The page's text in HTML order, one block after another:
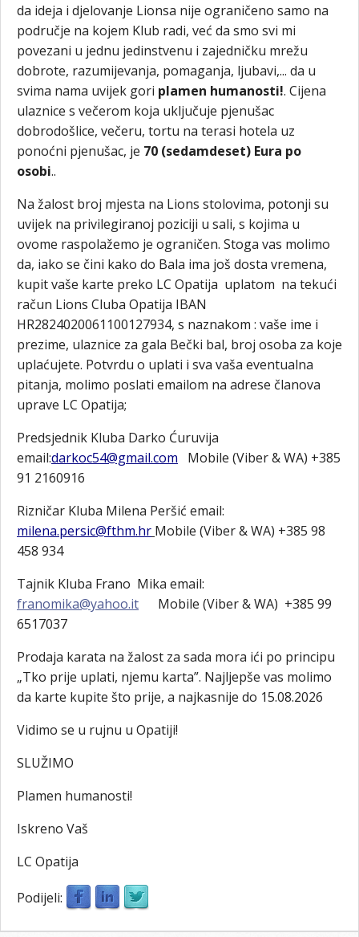
da ideja i djelovanje Lionsa nije ograničeno samo na
područje na kojem Klub radi, već da smo svi mi
povezani u jednu jedinstvenu i zajedničku mrežu
dobrote, razumijevanja, pomaganja, ljubavi,... da u
svima nama uvijek gori plamen humanosti!. Cijena
ulaznice s večerom koja uključuje pjenušac
dobrodošlice, večeru, tortu na terasi hotela uz
ponoćni pjenušac, je 70 (sedamdeset) Eura po
osobi..
Na žalost broj mjesta na Lions stolovima, potonji su
uvijek na privilegiranoj poziciji u sali, s kojima u
ovome raspolažemo je ograničen. Stoga vas molimo
da, iako se čini kako do Bala ima još dosta vremena,
kupit vaše karte preko LC Opatija uplatom na tekući
račun Lions Cluba Opatija IBAN
HR2824020061100127934, s naznakom : vaše ime i
prezime, ulaznice za gala Bečki bal, broj osoba za koje
uplaćujete. Potvrdu o uplati i sva vaša eventualna
pitanja, molimo poslati emailom na adrese članova
uprave LC Opatija;
Predsjednik Kluba Darko Ćuruvija
email:darkoc54@gmail.com Mobile (Viber & WA) +385
91 2160916
Rizničar Kluba Milena Peršić email:
milena.persic@fthm.hr Mobile (Viber & WA) +385 98
458 934
Tajnik Kluba Frano Mika email:
franomika@yahoo.it Mobile (Viber & WA) +385 99
6517037
Prodaja karata na žalost za sada mora ići po principu
„Tko prije uplati, njemu karta”. Najljepše vas molimo
da karte kupite što prije, a najkasnije do 15.08.2026
Vidimo se u rujnu u Opatiji!
SLUŽIMO
Plamen humanosti!
Iskreno Vaš
LC Opatija
Podijeli: